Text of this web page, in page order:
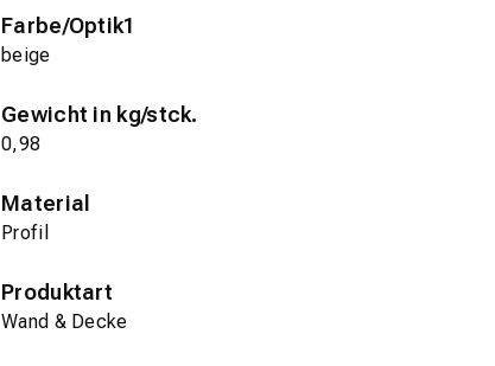
Farbe/Optik1
beige
Gewicht in kg/stck.
0,98
Material
Profil
Produktart
Wand & Decke